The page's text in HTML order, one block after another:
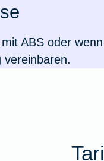
ABS oder wenn
vereinbaren.